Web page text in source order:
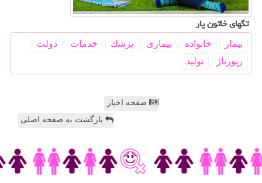
تگهای خاتون یار
بیمار خانواده بیماری پزشك خدمات
دولت
رپورتاژ
تولید
صفحه اخبار
بازگشت به صفحه اصلی